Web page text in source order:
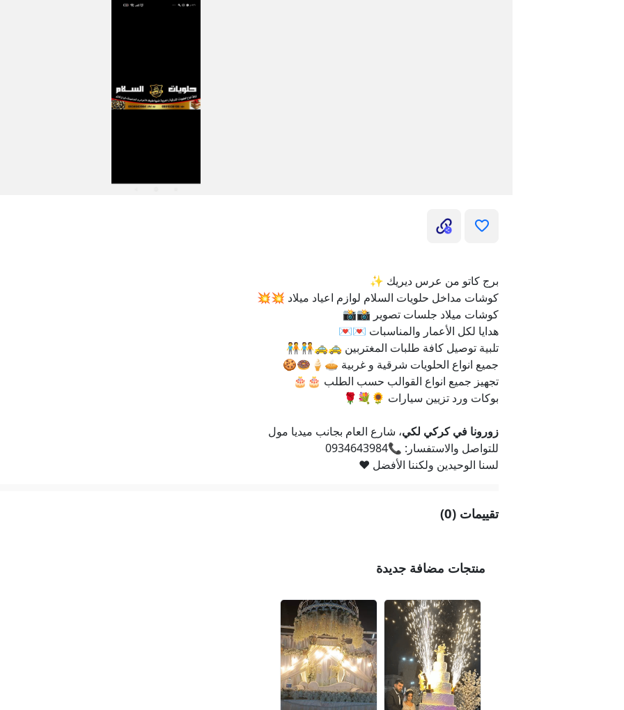
برج كاتو من عرس ديريك ✨
كوشات مداخل حلويات السلام لوازم اعياد ميلاد 💥💥
كوشات ميلاد جلسات تصوير 📸📸
هدايا لكل الأعمار والمناسبات 💌💌
تلبية توصيل كافة طلبات المغتربين 🚕🚕🧑‍🤝‍🧑🧑‍🤝‍🧑
جميع انواع الحلويات شرقية و غربية 🥧🍦🍩🍪
تجهيز جميع انواع القوالب حسب الطلب 🎂🎂
بوكات ورد تزيين سيارات 🌻💐🌹
زورونا في كركي لكي، شارع العام بجانب ميديا مول
للتواصل والاستفسار: 📞0934643984
لسنا الوحيدين ولكننا الأفضل ❤️
تقييمات (0)
منتجات مضافة جديدة